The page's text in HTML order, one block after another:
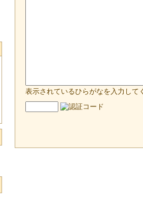
表示されているひらがなを入力して